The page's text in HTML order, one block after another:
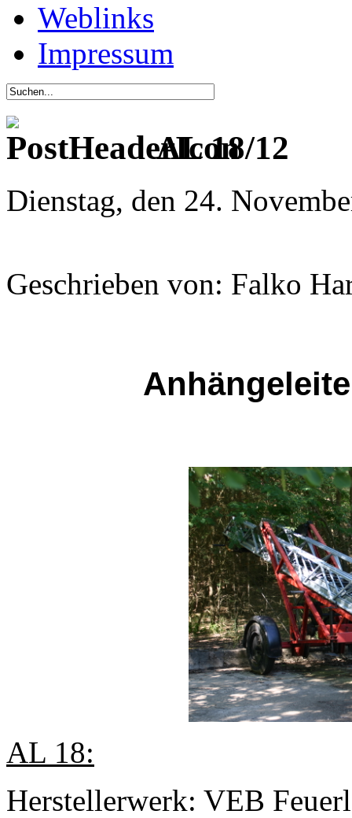
Weblinks
Impressum
AL 18/12
Dienstag, den 24.
Geschrieben von: Falko
AL 18:
Herstellerwerk: VEB